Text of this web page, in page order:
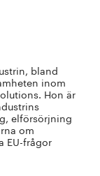
bland
inom
Hon är
elförsörjning
om
EU-frågor